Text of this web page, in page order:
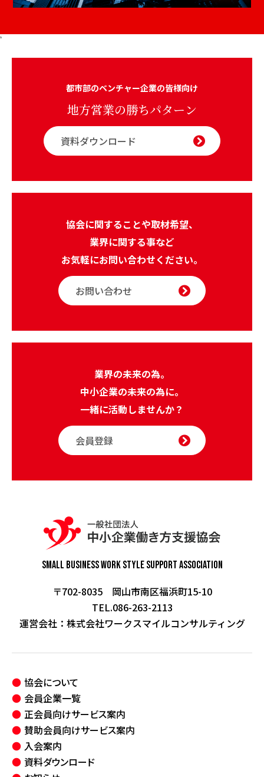
s
都市部のベンチャー企業の皆様向け
地方営業の勝ちパターン
資料ダウンロード
協会に関することや取材希望、
業界に関する事など
お気軽にお問い合わせください。
お問い合わせ
業界の未来の為。
中小企業の未来の為に。
一緒に活動しませんか？
会員登録
Small Business Work StyleSupport Association
〒702-8035 岡山市南区福浜町15-10
TEL.086-263-2113
運営会社： 株式会社ワークスマイルコンサルティング
協会について
会員企業一覧
正会員向けサービス案内
賛助会員向けサービス案内
入会案内
資料ダウンロード